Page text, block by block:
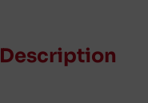
Description